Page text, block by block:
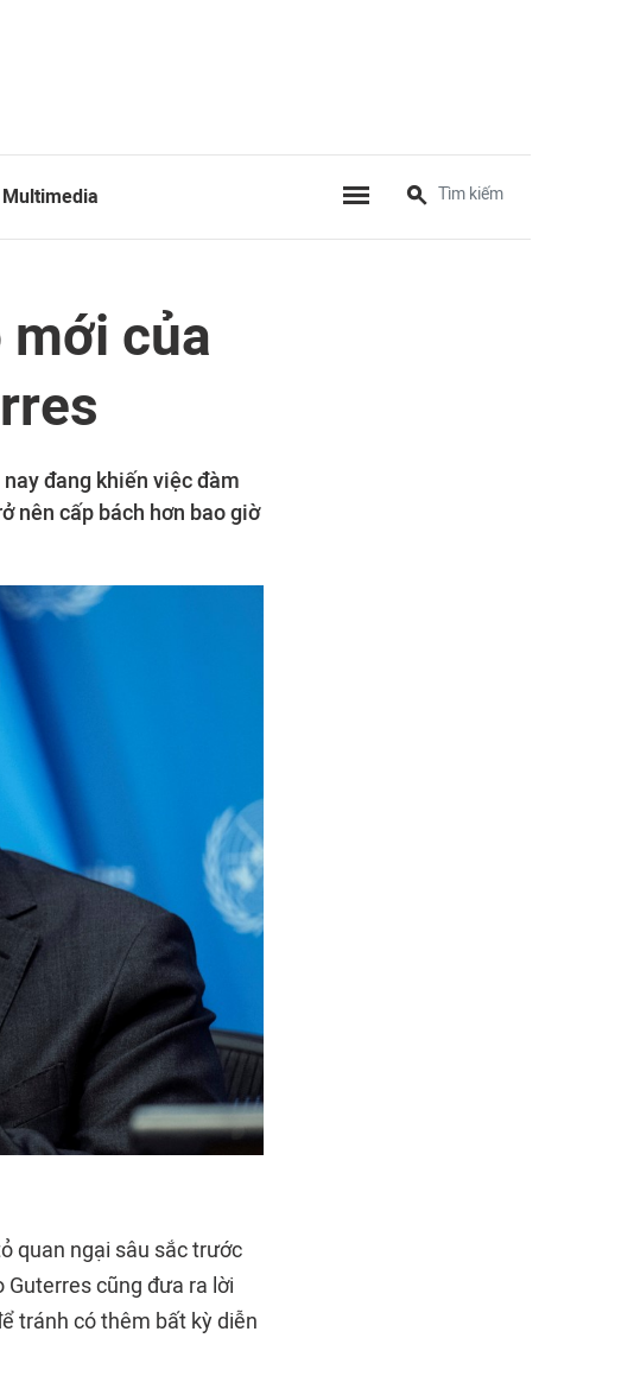
Multimedia
mới của
đang khiến việc đàm
nên cấp bách hơn bao giờ
quan ngại sâu sắc trước
cũng đưa ra lời
tránh có thêm bất kỳ diễn